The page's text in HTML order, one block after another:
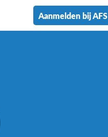
Aanmelden bij AFS